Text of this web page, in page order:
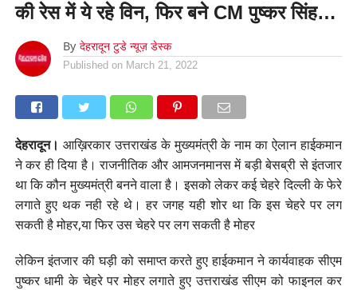
की रेस में ये रहे विन, फिर बने CM पुष्कर सिंह…
By देहरादून टुडे न्यूज़ डेस्क
Published on March 21, 2022
देहरादून। आख़िरकार उत्तराखंड के मुख्यमंत्री के नाम का ऐलान हाईकमान
ने कर ही दिया है। राजनीतिक और आमजनमानस में बड़ी बेसब्री से इंतजार
था कि कौन मुख्यमंत्री बनने वाला है। इसको लेकर कई चेहरे दिल्ली के फेरे
लगाते हुए थक नही रहे थे। हर जगह यही शोर था कि इस चेहरे पर लग
सकती है मोहर,या फिर उस चेहरे पर लग सकती है मोहर
लेकिन इंतजार की घड़ी को समाप्त करते हुए हाईकमान ने कार्यवाहक सीएम
पुष्कर धामी के चेहरे पर मोहर लगाते हुए उत्तराखंड सीएम को फाइनल कर